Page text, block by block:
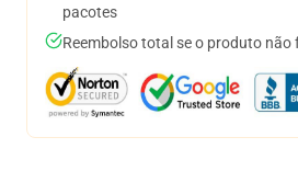
pacotes
Reembolso total se o produto não